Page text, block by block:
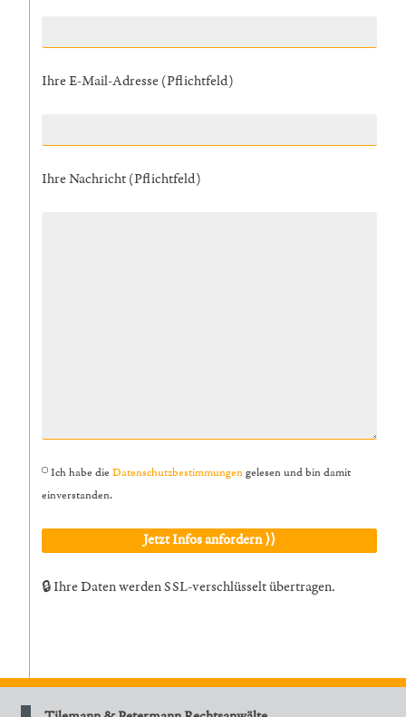
Ihre E-Mail-Adresse (Pflichtfeld)
Ihre Nachricht (Pflichtfeld)
Ich habe dieDatenschutzbestimmungengelesen und bin damit
einverstanden.
🔒 Ihre Daten werden SSL-verschlüsselt übertragen.